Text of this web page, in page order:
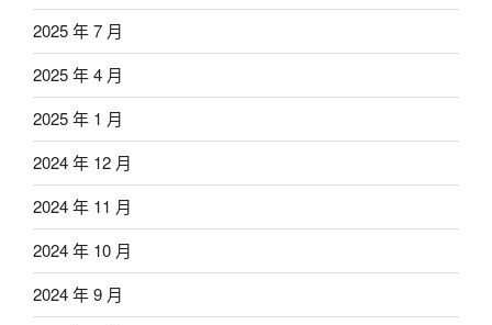
2025 年 7 月
2025 年 4 月
2025 年 1 月
2024 年 12 月
2024 年 11 月
2024 年 10 月
2024 年 9 月